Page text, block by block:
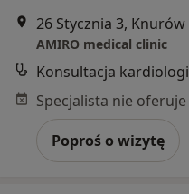
26 Stycznia 3, Knurów
AMIRO medical clinic
Konsultacja
Poproś o wizytę